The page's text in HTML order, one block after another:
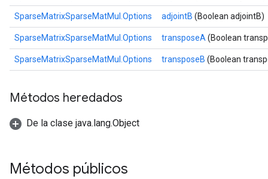
SparseMatrixSparseMatMul.Options adjointB (Boolean adjointB)
SparseMatrixSparseMatMul.Options transposeA (Boolean
SparseMatrixSparseMatMul.Options transposeB (Boolean
Métodos heredados
De la clase java.lang.Object
Métodos públicos